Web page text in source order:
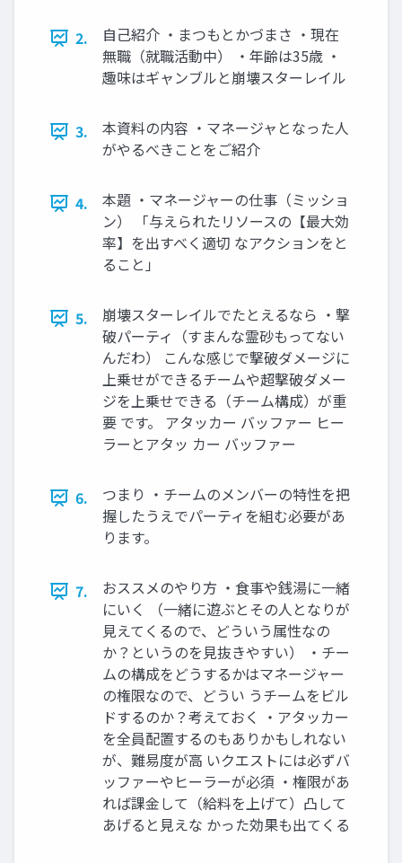
2.
自己紹介 ・まつもとかづまさ ・現在
無職（就職活動中） ・年齢は35歳 ・
趣味はギャンブルと崩壊スターレイル
3.
本資料の内容 ・マネージャとなった人
がやるべきことをご紹介
4.
本題 ・マネージャーの仕事（ミッショ
ン） 「与えられたリソースの【最大効
率】を出すべく適切 なアクションをと
ること」
5.
崩壊スターレイルでたとえるなら ・撃
破パーティ（すまんな霊砂もってない
んだわ） こんな感じで撃破ダメージに
上乗せができるチームや超撃破ダメー
ジを上乗せできる（チーム構成）が重
要 です。 アタッカー バッファー ヒー
ラーとアタッ カー バッファー
6.
つまり ・チームのメンバーの特性を把
握したうえでパーティを組む必要があ
ります。
7.
おススメのやり方 ・食事や銭湯に一緒
にいく （一緒に遊ぶとその人となりが
見えてくるので、どういう属性なの
か？というのを見抜きやすい） ・チー
ムの構成をどうするかはマネージャー
の権限なので、どうい うチームをビル
ドするのか？考えておく ・アタッカー
を全員配置するのもありかもしれない
が、難易度が高 いクエストには必ずバ
ッファーやヒーラーが必須 ・権限があ
れば課金して（給料を上げて）凸して
あげると見えな かった効果も出てくる